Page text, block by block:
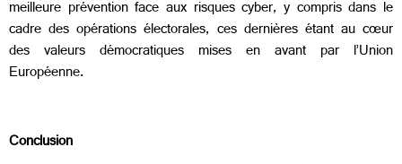
meilleure prévention face aux risques cyber, y compris dans le
cadre des opérations électorales, ces dernières étant au cœur
des valeurs démocratiques mises en avant par l’Union
Européenne.
Conclusion